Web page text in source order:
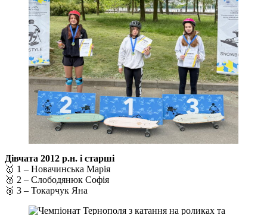
Дівчата 2012 р.н. і старші
🥇 1 – Новачинська Марія
🥈 2 – Слободянюк Софія
🥉 3 – Токарчук Яна